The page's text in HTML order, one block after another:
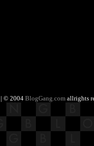
| © 2004 BlogGang.com allrights